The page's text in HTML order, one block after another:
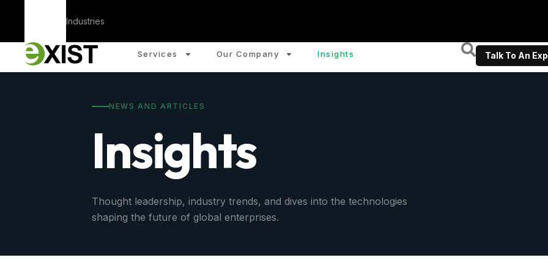
Industries
Services Our Company Insights Talk To An
NEWS AND ARTICLES
Insights
Thought leadership, industry trends, and dives into the technologies
shaping the future of global enterprises.